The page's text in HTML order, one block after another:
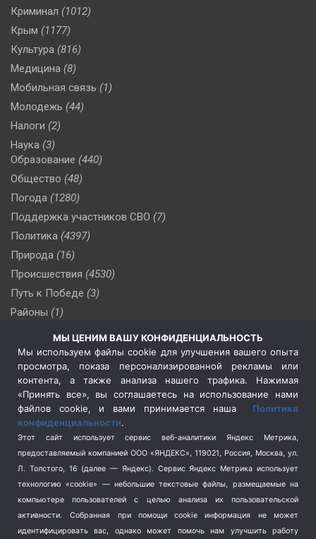
Криминал (1012)
Крым (1177)
Культура (816)
Медицина (8)
Мобильная связь (1)
Молодежь (44)
Налоги (2)
Наука (3)
Образование (440)
Общество (48)
Погода (1280)
Поддержка участников СВО (7)
Политика (4397)
Природа (16)
Происшествия (4530)
Путь к Победе (3)
Районы (1)
(510)
Сельское хозяйство (3)
Социальная политика
(3)
Спецоперация в Украине
Спецоперация на Украине
(404)
Спорт (740)
Терроризм (1)
Транспорт (262)
Туризм (178)
Флот (76)
МЫ ЦЕНИМ ВАШУ КОНФИДЕНЦИАЛЬНОСТЬ
Мы используем файлы cookie для улучшения вашего опыта
просмотра, показа персонализированной рекламы или
контента, а также анализа нашего трафика. Нажимая
«Принять все», вы соглашаетесь на использование нами
файлов cookie, и вами принимается наша Политика
конфиденциальности.
Этот сайт использует сервис веб-аналитики Яндекс Метрика,
предоставляемый компанией ООО «ЯНДЕКС», 119021, Россия, Москва, ул.
Л. Толстого, 16 (далее — Яндекс). Сервис Яндекс Метрика использует
технологию «cookie» — небольшие текстовые файлы, размещаемые на
компьютере пользователей с целью анализа их пользовательской
активности.
Собранная при помощи cookie информация не может
идентифицировать вас, однако может помочь нам улучшить работу